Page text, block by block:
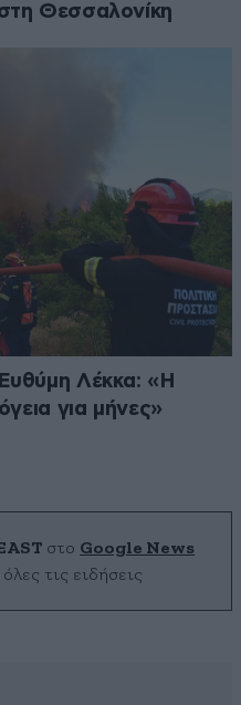
Θεσσαλονίκη
Λέκκα: «Η
για μήνες»
στο Google News
τις ειδήσεις